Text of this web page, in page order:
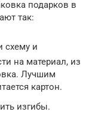
подарков в
так:
схему и
на материал, из
Лучшим
картон.
изгибы.